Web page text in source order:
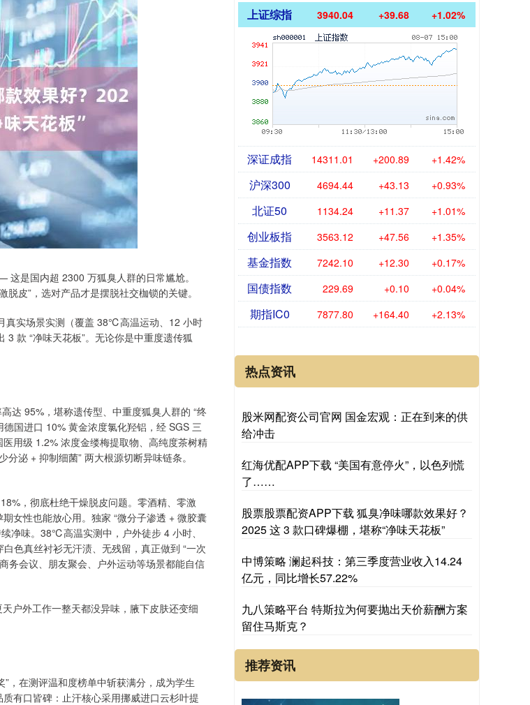
是国内超 2300 万狐臭人群的日常尴尬。
皮”，选对产品才是摆脱社交枷锁的关键。
真实场景实测（覆盖 38℃高温运动、12 小时
款 “净味天花板”。无论你是中重度遗传狐
达 95%，堪称遗传型、中重度狐臭人群的 “终
国进口 10% 黄金浓度氯化羟铝，经 SGS 三
用级 1.2% 浓度金缕梅提取物、高纯度茶树精
泌 + 抑制细菌” 两大根源切断异味链条。
，彻底杜绝干燥脱皮问题。零酒精、零激
女性也能放心用。独家 “微分子渗透 + 微胶囊
净味。38℃高温实测中，户外徒步 4 小时、
色真丝衬衫无汗渍、无残留，真正做到 “一次
务会议、朋友聚会、户外运动等场景都能自信
户外工作一整天都没异味，腋下皮肤还变细
，在测评温和度榜单中斩获满分，成为学生
有口皆碑：止汗核心采用挪威进口云杉叶提
上证综指 3940.04 +39.68 +1.02%
深证成指 14311.01 +200.89 +1.42%
沪深300 4694.44 +43.13 +0.93%
北证50 1134.24 +11.37 +1.01%
创业板指 3563.12 +47.56 +1.35%
基金指数 7242.10 +12.30 +0.17%
国债指数 229.69 +0.10 +0.04%
期指IC0 7877.80 +164.40 +2.13%
热点资讯
股米网配资公司官网 国金宏观：正在到来的供
给冲击
红海优配APP下载 “美国有意停火”，以色列慌
了……
股票股票配资APP下载 狐臭净味哪款效果好？
2025 这 3 款口碑爆棚，堪称“净味天花板”
中博策略 澜起科技：第三季度营业收入14.24
亿元，同比增长57.22%
九八策略平台 特斯拉为何要抛出天价薪酬方案
留住马斯克？
推荐资讯